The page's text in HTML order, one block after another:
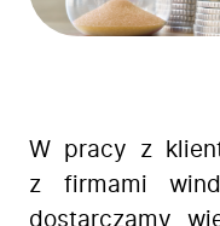
W pracy z
z firmami
dostarczamy